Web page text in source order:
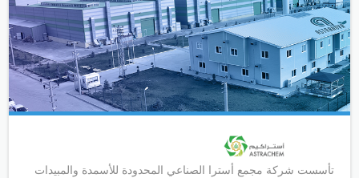
تأسست شركة مجمع أسترا الصناعي المحدودة للأسمدة والمبيدات